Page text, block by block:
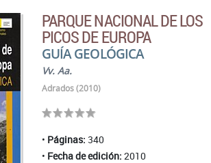
PARQUE NACIONAL DE LOS
PICOS DE EUROPA
GUÍA GEOLÓGICA
Vv. Aa.
Adrados (2010)
Páginas: 340
Fecha de edición: 2010